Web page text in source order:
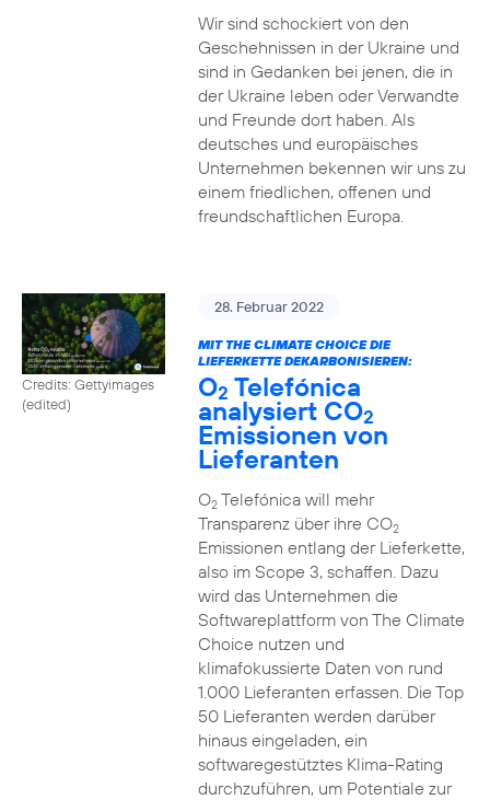
Wir sind schockiert von den
Geschehnissen in der Ukraine und
sind in Gedanken bei jenen, die in
der Ukraine leben oder Verwandte
und Freunde dort haben. Als
deutsches und europäisches
Unternehmen bekennen wir uns zu
einem friedlichen, offenen und
freundschaftlichen Europa.
Credits: Gettyimages
(edited)
28. Februar 2022
MIT THE CLIMATE CHOICE DIE
LIEFERKETTE DEKARBONISIEREN:
O2 Telefónica
analysiert CO2
Emissionen von
Lieferanten
O2Telefónica will mehr
Transparenz über ihre CO2
Emissionen entlang der Lieferkette,
also im Scope 3, schaffen. Dazu
wird das Unternehmen die
Softwareplattform von The Climate
Choice nutzen und
klimafokussierte Daten von rund
1.000 Lieferanten erfassen. Die Top
50 Lieferanten werden darüber
hinaus eingeladen, ein
softwaregestütztes Klima-Rating
durchzuführen, um Potentiale zur